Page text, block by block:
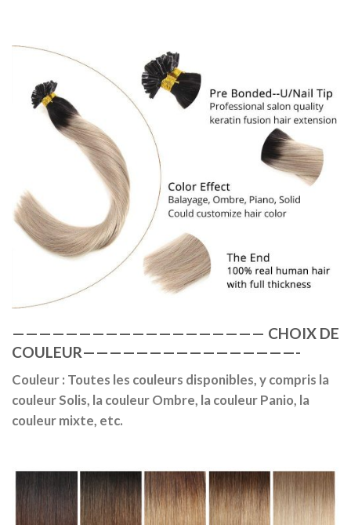
——————————————————— CHOIX DE
COULEUR————————————————-
Couleur : Toutes les couleurs disponibles, y compris la
couleur Solis, la couleur Ombre, la couleur Panio, la
couleur mixte, etc.